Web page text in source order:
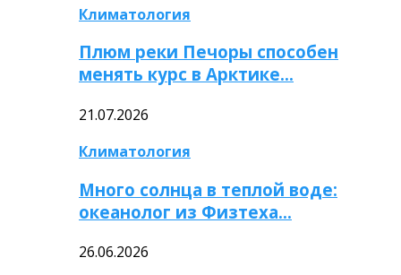
Климатология
Плюм реки Печоры способен
менять курс в Арктике…
21.07.2026
Климатология
Много солнца в теплой воде:
океанолог из Физтеха…
26.06.2026